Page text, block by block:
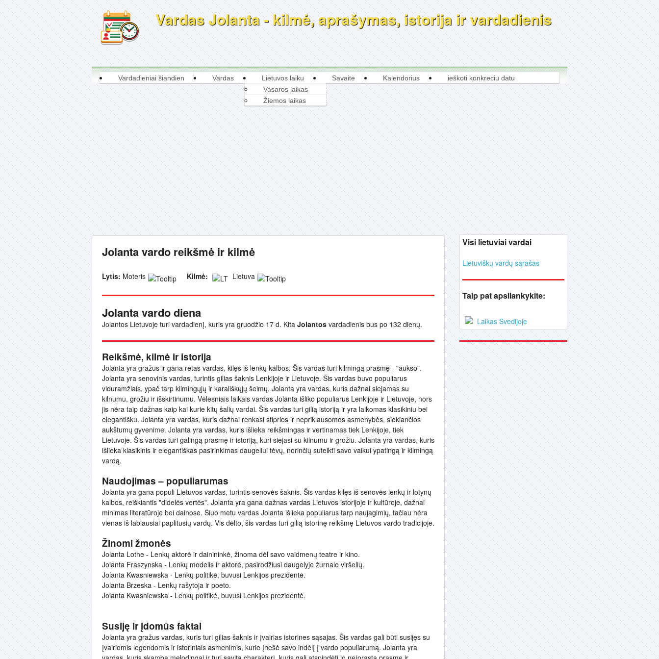
Vardas Jolanta - kilmė, aprašymas, istorija ir vardadienis
Vardadieniai šiandien Vardas
Lietuvos laiku
Vasaros laikas
Žiemos laikas
Savaite Kalendorius ieškoti konkreciu datu
Jolanta vardo reikšmė ir kilmė
Lytis: Moteris Kilmė: Lietuva
Jolanta vardo diena
Jolantos Lietuvoje turi vardadienį, kuris yra gruodžio 17 d. Kita Jolantos vardadienis bus po 132 dienų.
Reikšmė, kilmė ir istorija
Jolanta yra gražus ir gana retas vardas, kilęs iš lenkų kalbos. Šis vardas turi kilmingą prasmę - "aukso".
Jolanta yra senovinis vardas, turintis gilias šaknis Lenkijoje ir Lietuvoje. Šis vardas buvo populiarus
viduramžiais, ypač tarp kilmingųjų ir karališkųjų šeimų. Jolanta yra vardas, kuris dažnai siejamas su
kilnumu, grožiu ir išskirtinumu. Vėlesniais laikais vardas Jolanta išliko populiarus Lenkijoje ir Lietuvoje, nors
jis nėra taip dažnas kaip kai kurie kitų šalių vardai. Šis vardas turi gilią istoriją ir yra laikomas klasikiniu bei
elegantišku. Jolanta yra vardas, kuris dažnai renkasi stiprios ir nepriklausomos asmenybės, siekiančios
aukštumų gyvenime. Jolanta yra vardas, kuris išlieka reikšmingas ir vertinamas tiek Lenkijoje, tiek
Lietuvoje. Šis vardas turi galingą prasmę ir istoriją, kuri siejasi su kilnumu ir grožiu. Jolanta yra vardas, kuris
išlieka klasikinis ir elegantiškas pasirinkimas daugeliui tėvų, norinčių suteikti savo vaikui ypatingą ir kilmingą
vardą.
Naudojimas – populiarumas
Jolanta yra gana populi Lietuvos vardas, turintis senovės šaknis. Šis vardas kilęs iš senovės lenkų ir lotynų
kalbos, reiškiantis "didelės vertės". Jolanta yra gana dažnas vardas Lietuvos istorijoje ir kultūroje, dažnai
minimas literatūroje bei dainose. Šiuo metu vardas Jolanta išlieka populiarus tarp naujagimių, tačiau nėra
vienas iš labiausiai paplitusių vardų. Vis dėlto, šis vardas turi gilią istorinę reikšmę Lietuvos vardo tradicijoje.
Žinomi žmonės
Jolanta Lothe - Lenkų aktorė ir dainininkė, žinoma dėl savo vaidmenų teatre ir kino.
Jolanta Fraszynska - Lenkų modelis ir aktorė, pasirodžiusi daugelyje žurnalo viršelių.
Jolanta Kwasniewska - Lenkų politikė, buvusi Lenkijos prezidentė.
Jolanta Brzeska - Lenkų rašytoja ir poeto.
Jolanta Kwasniewska - Lenkų politikė, buvusi Lenkijos prezidentė.
Susiję ir įdomūs faktai
Jolanta yra gražus vardas, kuris turi gilias šaknis ir įvairias istorines sąsajas. Šis vardas gali būti susijęs su
įvairiomis legendomis ir istoriniais asmenimis, kurie įnešė savo indėlį į vardo populiarumą. Jolanta yra
Visi lietuviai vardai
Lietuviškų vardų sąrašas
Taip pat apsilankykite:
Laikas Švedijoje